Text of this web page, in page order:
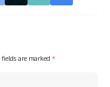
fields are marked *